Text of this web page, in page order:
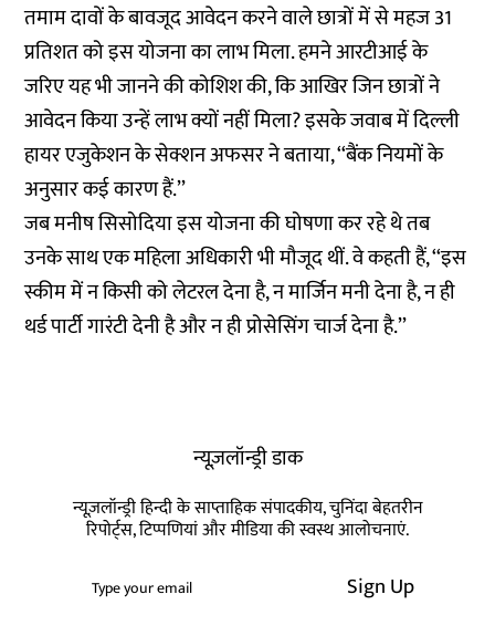
तमाम दावों के बावजूद आवेदन करने वाले छात्रों में से महज 31
प्रतिशत को इस योजना का लाभ मिला. हमने आरटीआई के
जरिए यह भी जानने की कोशिश की, कि आखिर जिन छात्रों ने
आवेदन किया उन्हें लाभ क्यों नहीं मिला? इसके जवाब में दिल्ली
हायर एजुकेशन के सेक्शन अफसर ने बताया, ‘‘बैंक नियमों के
अनुसार कई कारण हैं.’’
जब मनीष सिसोदिया इस योजना की घोषणा कर रहे थे तब
उनके साथ एक महिला अधिकारी भी मौजूद थीं. वे कहती हैं, ‘‘इस
स्कीम में न किसी को लेटरल देना है, न मार्जिन मनी देना है, न ही
थर्ड पार्टी गारंटी देनी है और न ही प्रोसेसिंग चार्ज देना है.’’
न्यूज़लॉन्ड्री डाक
न्यूज़लॉन्ड्री हिन्दी के साप्ताहिक संपादकीय, चुनिंदा बेहतरीन
रिपोर्ट्स, टिप्पणियां और मीडिया की स्वस्थ आलोचनाएं.
Sign Up